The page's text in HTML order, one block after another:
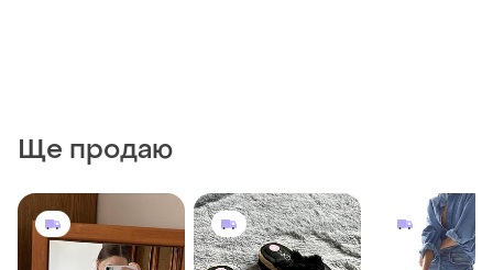
Ще продаю